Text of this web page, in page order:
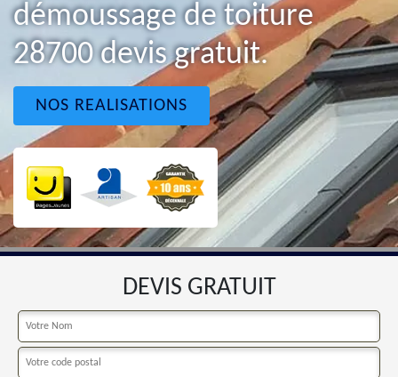
démoussage de toiture
28700 devis gratuit.
NOS REALISATIONS
DEVIS GRATUIT